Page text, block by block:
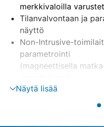
merkkivaloilla
Tilanvalvontaan ja
näyttö
Non-Intrusive-
parametrointi
(magneettisella
Erillisasennus
Moottorin ohjaus
Vaiheenvalvonta, sis.
Näytä lisää